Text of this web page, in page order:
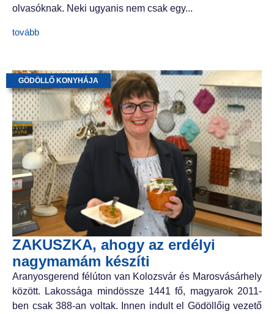
olvasóknak. Neki ugyanis nem csak egy...
tovább
ZAKUSZKA, ahogy az erdélyi
nagymamám készíti
GÖDÖLLŐ KONYHÁJA
Aranyosgerend félúton van Kolozsvár és Marosvásárhely
között. Lakossága mindössze 1441 fő, magyarok 2011-
ben csak 388-an voltak. Innen indult el Gödöllőig vezető